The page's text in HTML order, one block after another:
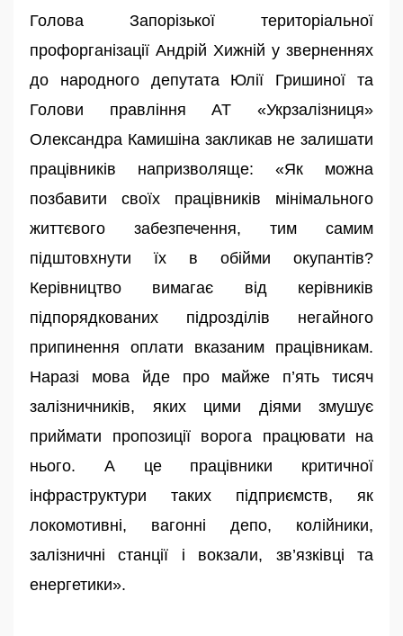
Голова Запорізької територіальної
профорганізації Андрій Хижній у зверненнях
до народного депутата Юлії Гришиної та
Голови правління АТ «Укрзалізниця»
Олександра Камишіна закликав не залишати
працівників напризволяще: «Як можна
позбавити своїх працівників мінімального
життєвого забезпечення, тим самим
підштовхнути їх в обійми окупантів?
Керівництво вимагає від керівників
підпорядкованих підрозділів негайного
припинення оплати вказаним працівникам.
Наразі мова йде про майже п’ять тисяч
залізничників, яких цими діями змушує
приймати пропозиції ворога працювати на
нього. А це працівники критичної
інфраструктури таких підприємств, як
локомотивні, вагонні депо, колійники,
залізничні станції і вокзали, зв’язківці та
енергетики».